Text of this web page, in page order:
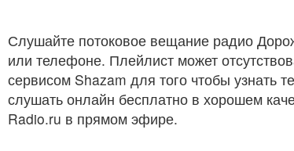
Слушайте потоковое вещание радио
или телефоне. Плейлист может
сервисом Shazam для того чтобы узнать
слушать онлайн бесплатно в хорошем
Radio.ru в прямом эфире.